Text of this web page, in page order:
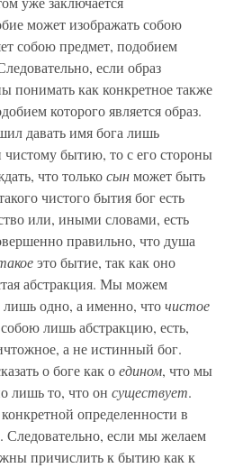
может изображать собою
собою предмет, подобием
если образ
понимать как конкретное также
которого является образ.
давать имя бога лишь
чистому бытию, то с его стороны
что толькосынможет быть
чистого бытия бог есть
или, иными словами, есть
правильно, что душа
это бытие, так как оно
абстракция. Мы можем
лишь одно, а именно, чточистое
собою лишь абстракцию, есть,
а не истинный бог.
о боге как оедином, что мы
лишь то, что он существует.
определенности в
Следовательно, если мы желаем
причислить к бытию как к